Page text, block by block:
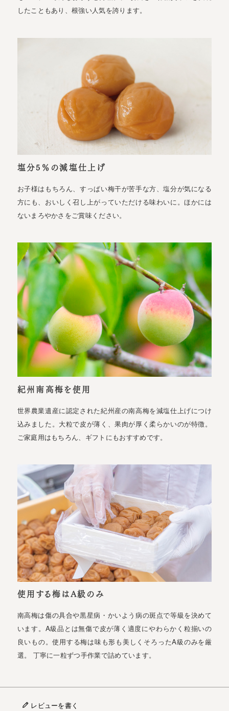
したこともあり、根強い人気を誇ります。
塩分5％の減塩仕上げ
お子様はもちろん、すっぱい梅干が苦手な方、塩分が気になる
方にも、おいしく召し上がっていただける味わいに。ほかには
ないまろやかさをご賞味ください。
紀州南高梅を使用
世界農業遺産に認定された紀州産の南高梅を減塩仕上げにつけ
込みました。大粒で皮が薄く、果肉が厚く柔らかいのが特徴。
ご家庭用はもちろん、ギフトにもおすすめです。
使用する梅はA級のみ
南高梅は傷の具合や黒星病・かいよう病の斑点で等級を決めて
います。A級品とは無傷で皮が薄く適度にやわらかく粒揃いの
良いもの。使用する梅は味も形も美しくそろったA級のみを厳
選。 丁寧に一粒ずつ手作業で詰めています。
レビューを書く